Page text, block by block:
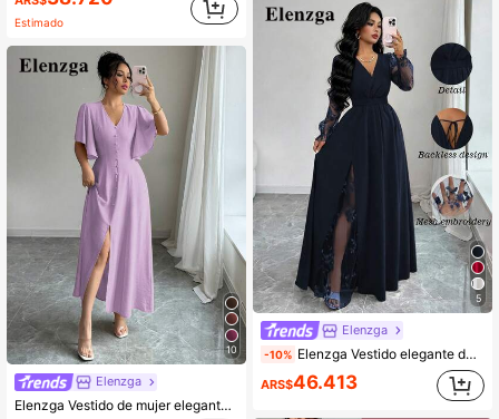
Estimado
10
Elenzga
Elenzga Vestido de mujer elegante y casual con cuello en V, línea A, abertura, decoración de botones y mangas abullonadas, adecuado para el té de la tarde, fiestas, vacaciones, ir al trabajo, primavera/verano
5
Elenzga
-10% Elenzga Vestido elegante de mujer con cuello en V profundo, parche de encaje, manga larga y abertura alta, adecuado para graduación, vacaciones, Día de San Valentín, festivales de música, Día de la Madre, Acción de Gracias, Pascua, Día Nacional, bailes, citas, fiestas, bodas, actividades al aire libre, primavera/verano
ARS$46.413